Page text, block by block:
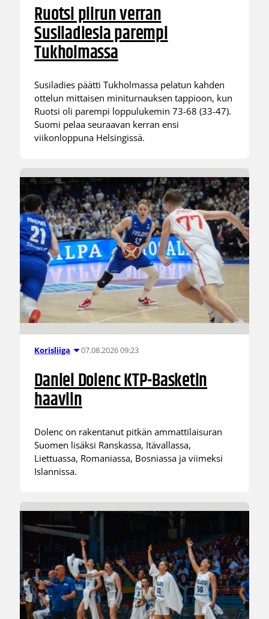
Ruotsi piirun verran
Susiladiesia parempi
Tukholmassa
Susiladies päätti Tukholmassa pelatun kahden
ottelun mittaisen miniturnauksen tappioon, kun
Ruotsi oli parempi loppulukemin 73-68 (33-47).
Suomi pelaa seuraavan kerran ensi
viikonloppuna Helsingissä.
Korisliiga 07.08.2026 09:23
Daniel Dolenc KTP-Basketin
haaviin
Dolenc on rakentanut pitkän ammattilaisuran
Suomen lisäksi Ranskassa, Itävallassa,
Liettuassa, Romaniassa, Bosniassa ja viimeksi
Islannissa.